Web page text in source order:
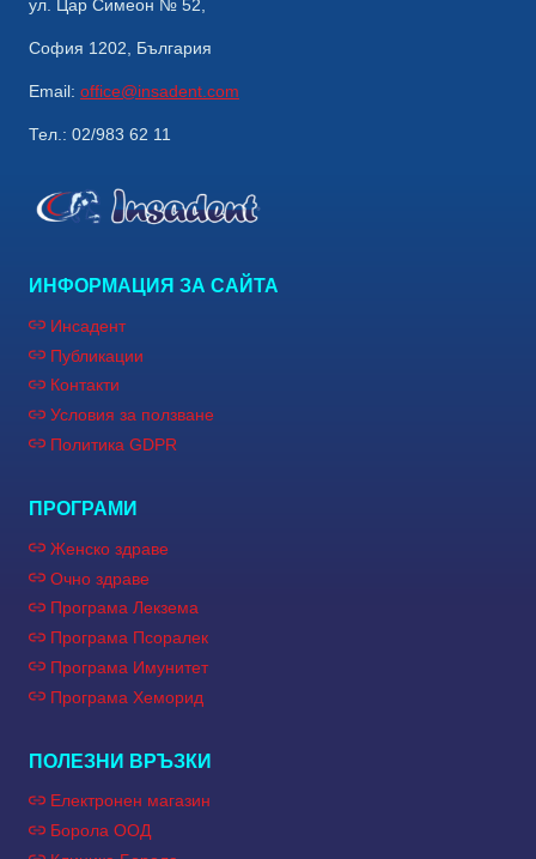
ул. Цар Симеон № 52,
София 1202, България
Email: office@insadent.com
Тел.: 02/983 62 11
ИНФОРМАЦИЯ ЗА САЙТА
Инсадент
Публикации
Контакти
Условия за ползване
Политика GDPR
ПРОГРАМИ
Женско здраве
Очно здраве
Програма Лекзема
Програма Псоралек
Програма Имунитет
Програма Хеморид
ПОЛЕЗНИ ВРЪЗКИ
Електронен магазин
Борола ООД